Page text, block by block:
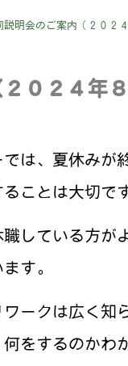
説明会のご案内（２０２４
０２４年８
は、夏休みが
ことは大切で
している方が
す。
ークは広く知
をするのかわ